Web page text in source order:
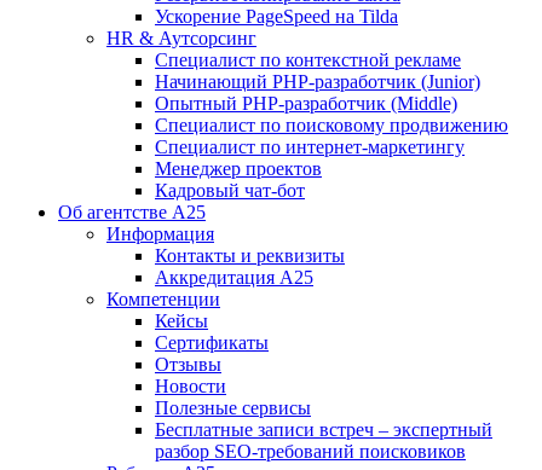
Ускорение PageSpeed на Tilda
HR & Аутсорсинг
Специалист по контекстной рекламе
Начинающий PHP-разработчик (Junior)
Опытный PHP-разработчик (Middle)
Специалист по поисковому продвижению
Специалист по интернет-маркетингу
Менеджер проектов
Кадровый чат-бот
Об агентстве А25
Информация
Контакты и реквизиты
Аккредитация А25
Компетенции
Кейсы
Сертификаты
Отзывы
Новости
Полезные сервисы
Бесплатные записи встреч – экспертный
разбор SEO-требований поисковиков